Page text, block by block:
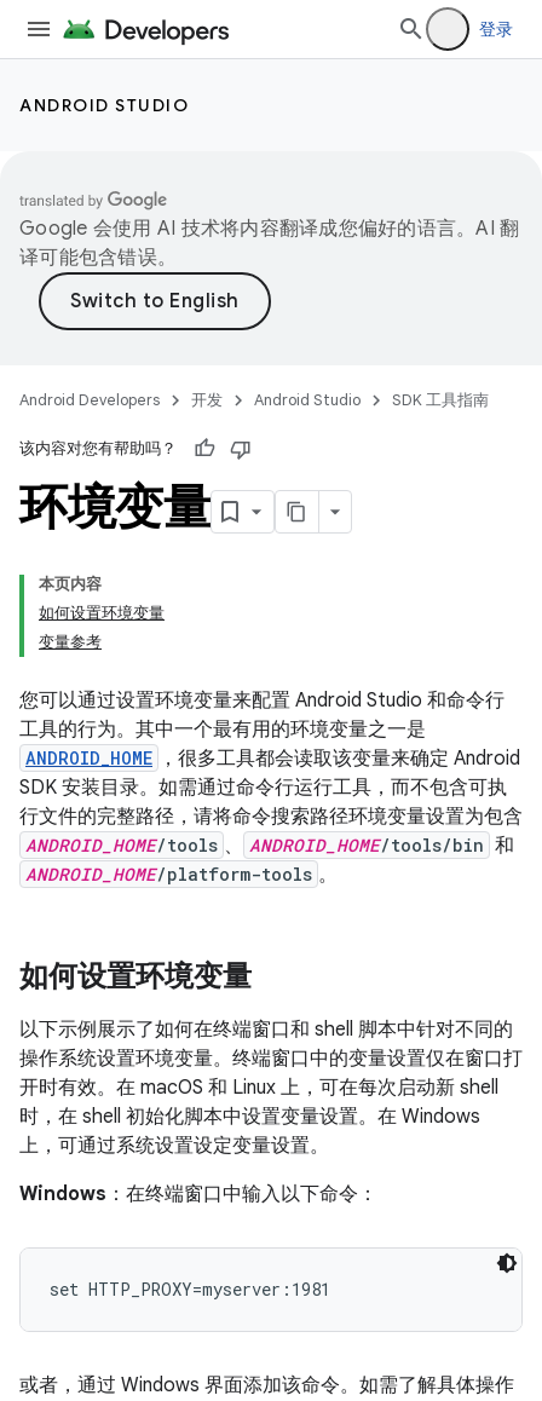
登录
ANDROID STUDIO
Google 会使用 AI 技术将内容翻译成您偏好的语言。AI 翻
译可能包含错误。
Android Developers 开发 Android Studio SDK 工具指南
该内容对您有帮助吗？
环境变量
本页内容
如何设置环境变量
变量参考
您可以通过设置环境变量来配置 Android Studio 和命令行
工具的行为。其中一个最有用的环境变量之一是
ANDROID_HOME
，很多工具都会读取该变量来确定 Android
SDK 安装目录。如需通过命令行运行工具，而不包含可执
行文件的完整路径，请将命令搜索路径环境变量设置为包含
ANDROID_HOME/tools 、 ANDROID_HOME/tools/bin 和
ANDROID_HOME/platform-tools 。
如何设置环境变量
以下示例展示了如何在终端窗口和 shell 脚本中针对不同的
操作系统设置环境变量。终端窗口中的变量设置仅在窗口打
开时有效。在 macOS 和 Linux 上，可在每次启动新 shell
时，在 shell 初始化脚本中设置变量设置。在 Windows
上，可通过系统设置设定变量设置。
Windows ：在终端窗口中输入以下命令：
set HTTP_PROXY=myserver:1981
或者，通过 Windows 界面添加该命令。如需了解具体操作